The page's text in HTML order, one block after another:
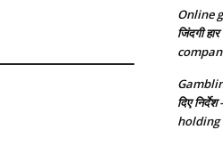
Online
जिंदगी
दिए
holding